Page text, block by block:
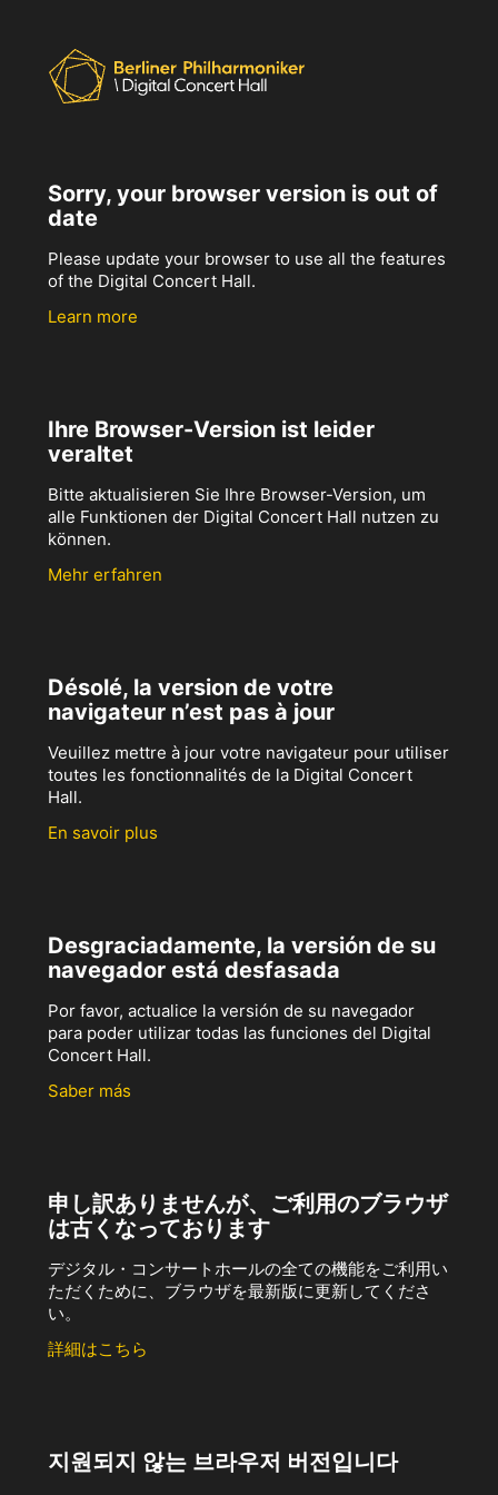
Sorry, your browser version is out of
date
Please update your browser to use all the features
of the Digital Concert Hall.
Learn more
Ihre Browser-Version ist leider
veraltet
Bitte aktualisieren Sie Ihre Browser-Version, um
alle Funktionen der Digital Concert Hall nutzen zu
können.
Mehr erfahren
Désolé, la version de votre
navigateur n’est pas à jour
Veuillez mettre à jour votre navigateur pour utiliser
toutes les fonctionnalités de la Digital Concert
Hall.
En savoir plus
Desgraciadamente, la versión de su
navegador está desfasada
Por favor, actualice la versión de su navegador
para poder utilizar todas las funciones del Digital
Concert Hall.
Saber más
申し訳ありませんが、ご利用のブラウザ
は古くなっております
デジタル・コンサートホールの全ての機能をご利用い
ただくために、ブラウザを最新版に更新してくださ
い。
詳細はこちら
지원되지 않는 브라우저 버전입니다